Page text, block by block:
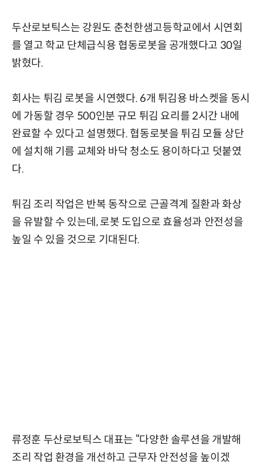
두산로보틱스는 강원도 춘천한샘고등학교에서 시연회
를 열고 학교 단체급식용 협동로봇을 공개했다고 30일
밝혔다.
회사는 튀김 로봇을 시연했다. 6개 튀김용 바스켓을 동시
에 가동할 경우 500인분 규모 튀김 요리를 2시간 내에
완료할 수 있다고 설명했다. 협동로봇을 튀김 모듈 상단
에 설치해 기름 교체와 바닥 청소도 용이하다고 덧붙였
다.
튀김 조리 작업은 반복 동작으로 근골격계 질환과 화상
을 유발할 수 있는데, 로봇 도입으로 효율성과 안전성을
높일 수 있을 것으로 기대된다.
류정훈 두산로보틱스 대표는 “다양한 솔루션을 개발해
조리 작업 환경을 개선하고 근무자 안전성을 높이겠